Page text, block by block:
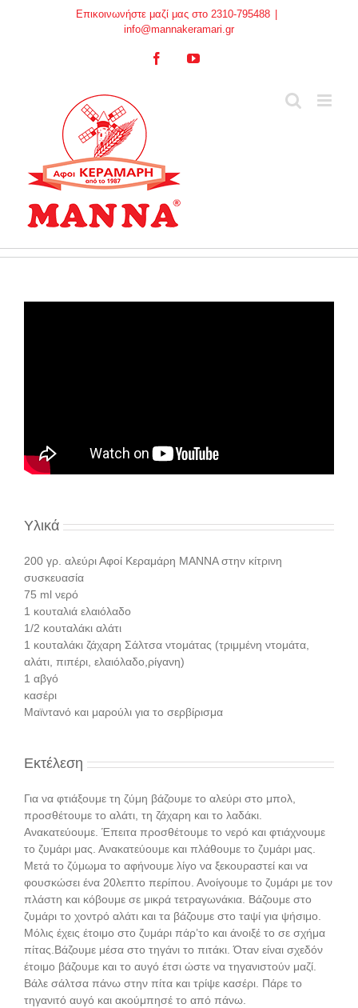
Επικοινωνήστε μαζί μας στο 2310-795488
info@mannakeramari.gr
FacebookYouTube
Υλικά
200 γρ. αλεύρι Αφοί Κεραμάρη ΜΑΝΝΑ στην κίτρινη
συσκευασία
75 ml νερό
1 κουταλιά ελαιόλαδο
1/2 κουταλάκι αλάτι
1 κουταλάκι ζάχαρη Σάλτσα ντομάτας (τριμμένη ντομάτα,
αλάτι, πιπέρι, ελαιόλαδο,ρίγανη)
1 αβγό
κασέρι
Μαϊντανό και μαρούλι για το σερβίρισμα
Εκτέλεση
Για να φτιάξουμε τη ζύμη βάζουμε το αλεύρι στο μπολ,
προσθέτουμε το αλάτι, τη ζάχαρη και το λαδάκι.
Ανακατεύουμε. Έπειτα προσθέτουμε το νερό και φτιάχνουμε
το ζυμάρι μας. Ανακατεύουμε και πλάθουμε το ζυμάρι μας.
Μετά το ζύμωμα το αφήνουμε λίγο να ξεκουραστεί και να
φουσκώσει ένα 20λεπτο περίπου. Ανοίγουμε το ζυμάρι με τον
πλάστη και κόβουμε σε μικρά τετραγωνάκια. Βάζουμε στο
ζυμάρι το χοντρό αλάτι και τα βάζουμε στο ταψί για ψήσιμο.
Μόλις έχεις έτοιμο στο ζυμάρι πάρ’το και άνοιξέ το σε σχήμα
πίτας.Βάζουμε μέσα στο τηγάνι το πιτάκι. Όταν είναι σχεδόν
έτοιμο βάζουμε και το αυγό έτσι ώστε να τηγανιστούν μαζί.
Βάλε σάλτσα πάνω στην πίτα και τρίψε κασέρι. Πάρε το
τηγανιτό αυγό και ακούμπησέ το από πάνω.